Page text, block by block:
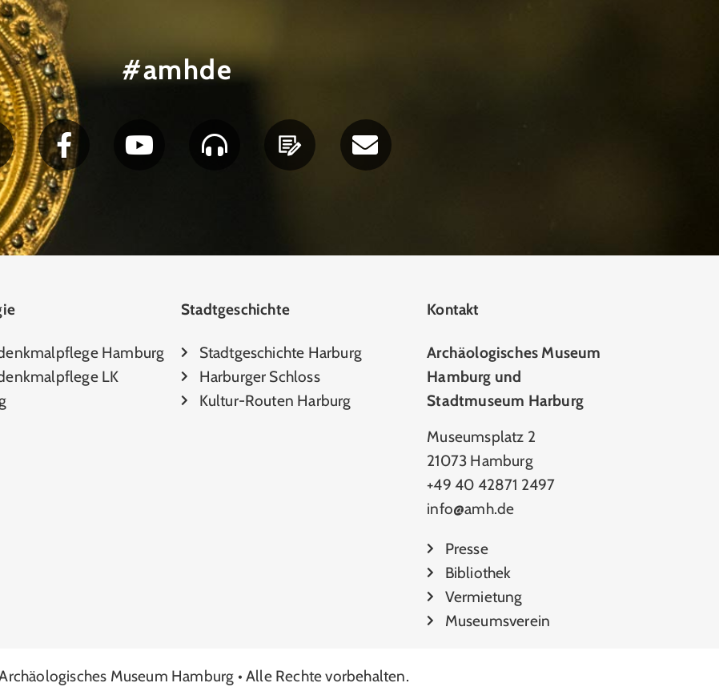
#amhde
Hamburg
LK
Stadtgeschichte
Stadtgeschichte Harburg
Harburger Schloss
Kultur-Routen Harburg
Kontakt
Archäologisches Museum
Hamburg und
Stadtmuseum Harburg
Museumsplatz 2
21073 Hamburg
+49 40 42871 2497
info@amh.de
Presse
Bibliothek
Vermietung
Museumsverein
Museum Hamburg • Alle Rechte vorbehalten.